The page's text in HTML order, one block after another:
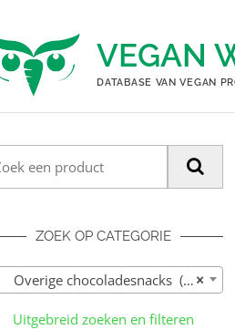
VEGAN
DATABASE VAN VEGAN
ZOEK OP CATEGORIE
×
Overige chocoladesnacks (52)
Uitgebreid zoeken en filteren